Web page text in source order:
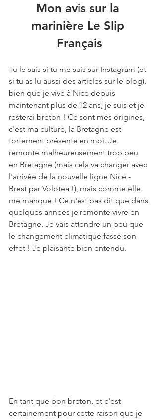
Mon avis sur la
marinière Le Slip
Français
Tu le sais si tu me suis sur Instagram (et
si tu as lu aussi des articles sur le blog),
bien que je vive à Nice depuis
maintenant plus de 12 ans, je suis et je
resterai breton ! Ce sont mes origines,
c'est ma culture, la Bretagne est
fortement présente en moi. Je
remonte malheureusement trop peu
en Bretagne (mais cela va changer avec
l'arrivée de la nouvelle ligne Nice -
Brest par Volotea !), mais comme elle
me manque ! Ce n'est pas dit que dans
quelques années je remonte vivre en
Bretagne. Je vais attendre un peu que
le changement climatique fasse son
effet ! Je plaisante bien entendu.
En tant que bon breton, et c'est
certainement pour cette raison que je